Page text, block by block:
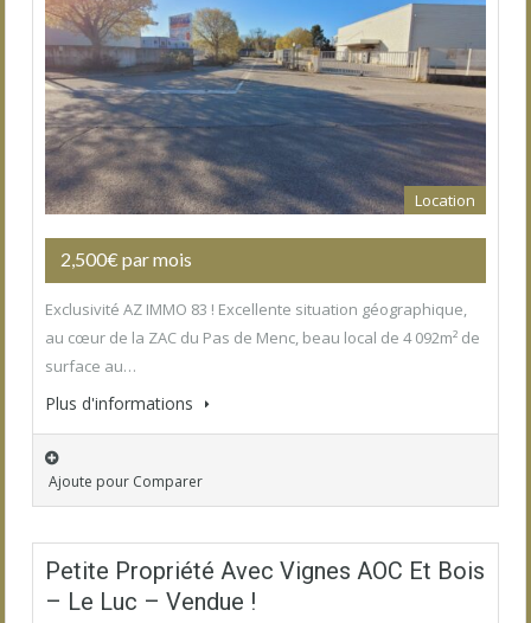
Location
2,500€ par mois
Exclusivité AZ IMMO 83 ! Excellente situation géographique,
au cœur de la ZAC du Pas de Menc, beau local de 4 092m² de
surface au…
Plus d'informations
Ajoute pour Comparer
Petite Propriété Avec Vignes AOC Et Bois
– Le Luc – Vendue !